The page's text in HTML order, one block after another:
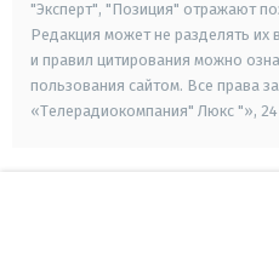
"Эксперт", "Позиция" отражают
Редакция может не разделять
и правил цитирования можно
пользования сайтом. Все права
«Телерадиокомпания" Люкс "»,